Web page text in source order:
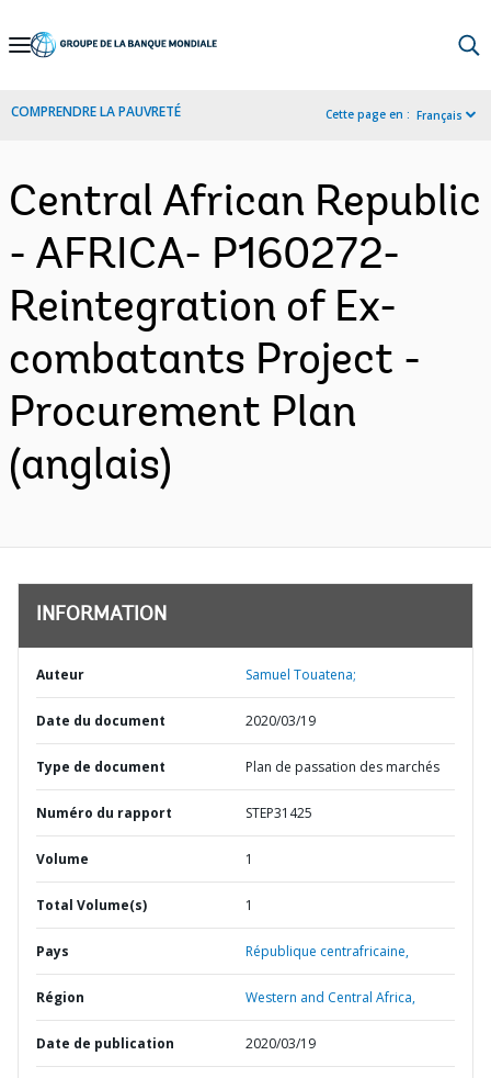
Skip
Navigation
COMPRENDRE LA PAUVRETÉ Cette page en : Français
Central African Republic
- AFRICA- P160272-
Reintegration of Ex-
combatants Project -
Procurement Plan
(anglais)
INFORMATION
Auteur Samuel Touatena;
Date du document 2020/03/19
Type de document Plan de passation des marchés
Numéro du rapport STEP31425
Volume 1
Total Volume(s) 1
Pays République centrafricaine,
Région Western and Central Africa,
Date de publication 2020/03/19